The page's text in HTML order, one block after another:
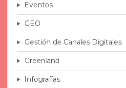
Eventos
GEO
Gestión de Canales Digitales
Greenland
Infografías